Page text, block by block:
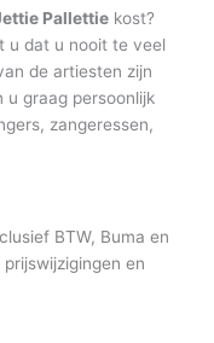
Pallettie kost?
u dat u nooit te veel
de artiesten zijn
u graag persoonlijk
zangeressen,
BTW, Buma en
en